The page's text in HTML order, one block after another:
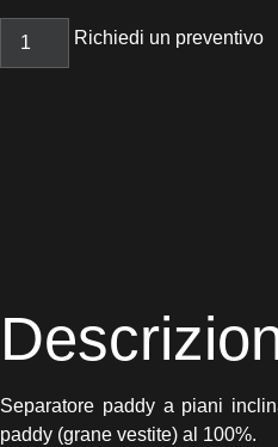
Richiedi un preventivo
Separatore paddy a piani
paddy (grane vestite) al 100%.